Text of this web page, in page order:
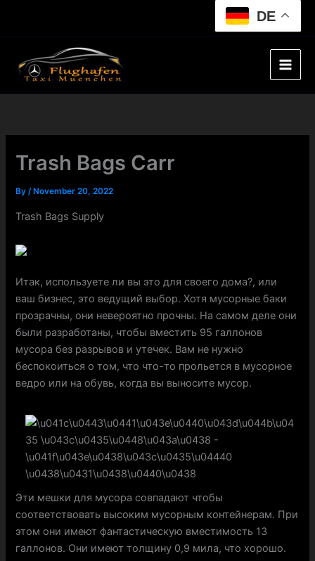
DE
Trash Bags Carr
By/ November 20, 2022
Trash Bags Supply
Итак, используете ли вы это для своего дома?, или
ваш бизнес, это ведущий выбор. Хотя мусорные баки
прозрачны, они невероятно прочны. На самом деле они
были разработаны, чтобы вместить 95 галлонов
мусора без разрывов и утечек. Вам не нужно
беспокоиться о том, что что-то прольется в мусорное
ведро или на обувь, когда вы выносите мусор.
Эти мешки для мусора совпадают чтобы
соответствовать высоким мусорным контейнерам. При
этом они имеют фантастическую вместимость 13
галлонов. Они имеют толщину 0,9 мила, что хорошо.